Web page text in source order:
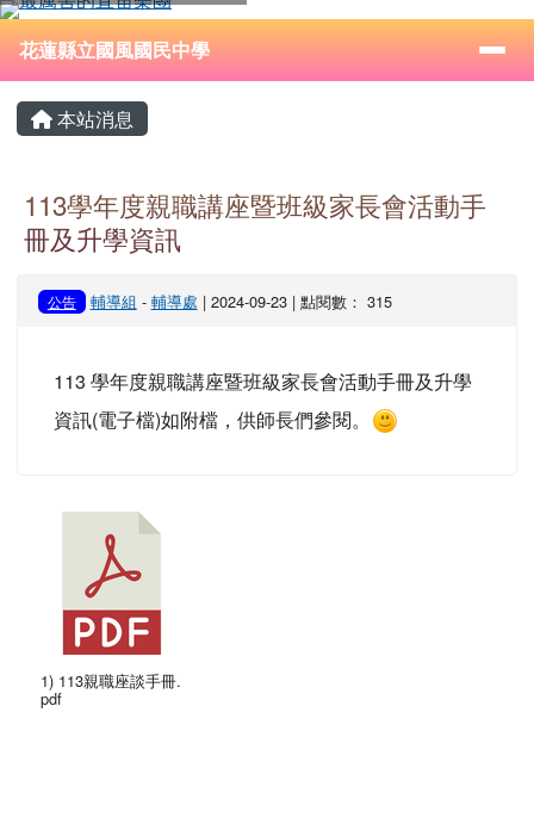
跳至主內容區
花蓮縣立國風國民中學
⏸
導覽列
花蓮縣立國風國民中學
主內容區域
本站消息
113學年度親職講座暨班級家長會活動手
冊及升學資訊
公告 輔導組 - 輔導處 | 2024-09-23 | 點閱數： 315
113 學年度親職講座暨班級家長會活動手冊及升學
資訊(電子檔)如附檔，供師長們參閱。
1) 113親職座談手冊.
pdf
頁尾區域